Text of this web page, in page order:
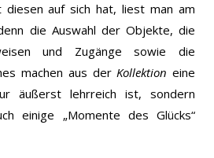
auf sich hat, liest man am
die Auswahl der Objekte, die
und Zugänge sowie die
machen aus der Kollektion eine
äußerst lehrreich ist, sondern
einige „Momente des Glücks“